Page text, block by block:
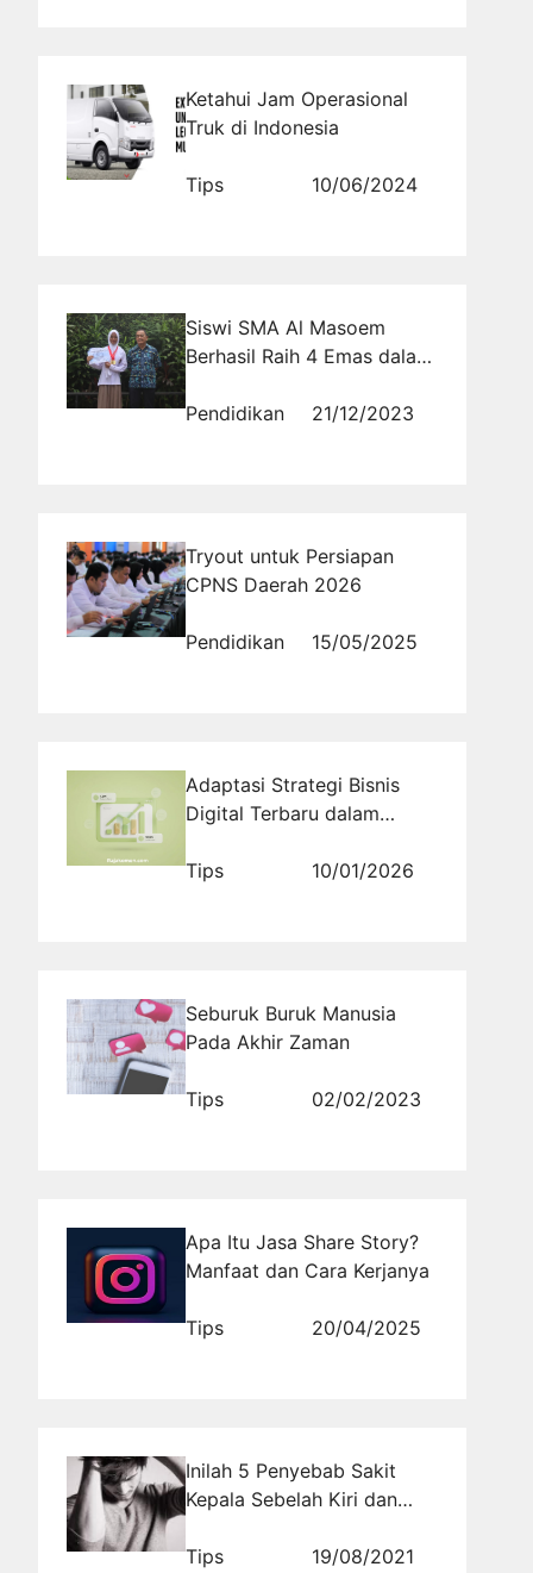
Ketahui Jam Operasional
Truk di Indonesia
Tips 10/06/2024
Siswi SMA Al Masoem
Berhasil Raih 4 Emas dalam
Provinsi
Pendidikan 21/12/2023
Tryout untuk Persiapan
CPNS Daerah 2026
Pendidikan 15/05/2025
Adaptasi Strategi Bisnis
Digital Terbaru dalam
Perubahan Perilaku
Tips 10/01/2026
Seburuk Buruk Manusia
Pada Akhir Zaman
Tips 02/02/2023
Apa Itu Jasa Share Story?
Manfaat dan Cara Kerjanya
Tips 20/04/2025
Inilah 5 Penyebab Sakit
Kepala Sebelah Kiri dan
Tips
19/08/2021